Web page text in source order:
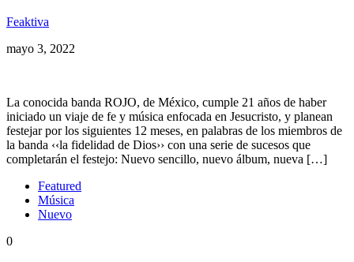
Feaktiva
mayo 3, 2022
La conocida banda ROJO, de México, cumple 21 años de haber
iniciado un viaje de fe y música enfocada en Jesucristo, y planean
festejar por los siguientes 12 meses, en palabras de los miembros de
la banda ‹‹la fidelidad de Dios›› con una serie de sucesos que
completarán el festejo: Nuevo sencillo, nuevo álbum, nueva […]
Featured
Música
Nuevo
0